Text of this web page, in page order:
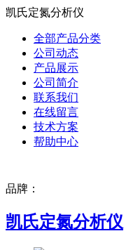
凯氏定氮分析仪
全部产品分类
公司动态
产品展示
公司简介
联系我们
在线留言
技术方案
帮助中心
品牌：
凯氏定氮分析仪